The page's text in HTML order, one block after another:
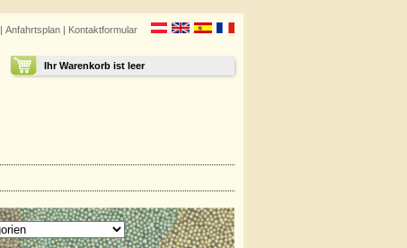
| Anfahrtsplan | Kontaktformular
Ihr Warenkorb ist leer